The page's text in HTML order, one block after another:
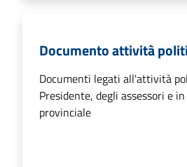
Documento attività
Documenti legati all'attività
Presidente, degli assessori e
provinciale